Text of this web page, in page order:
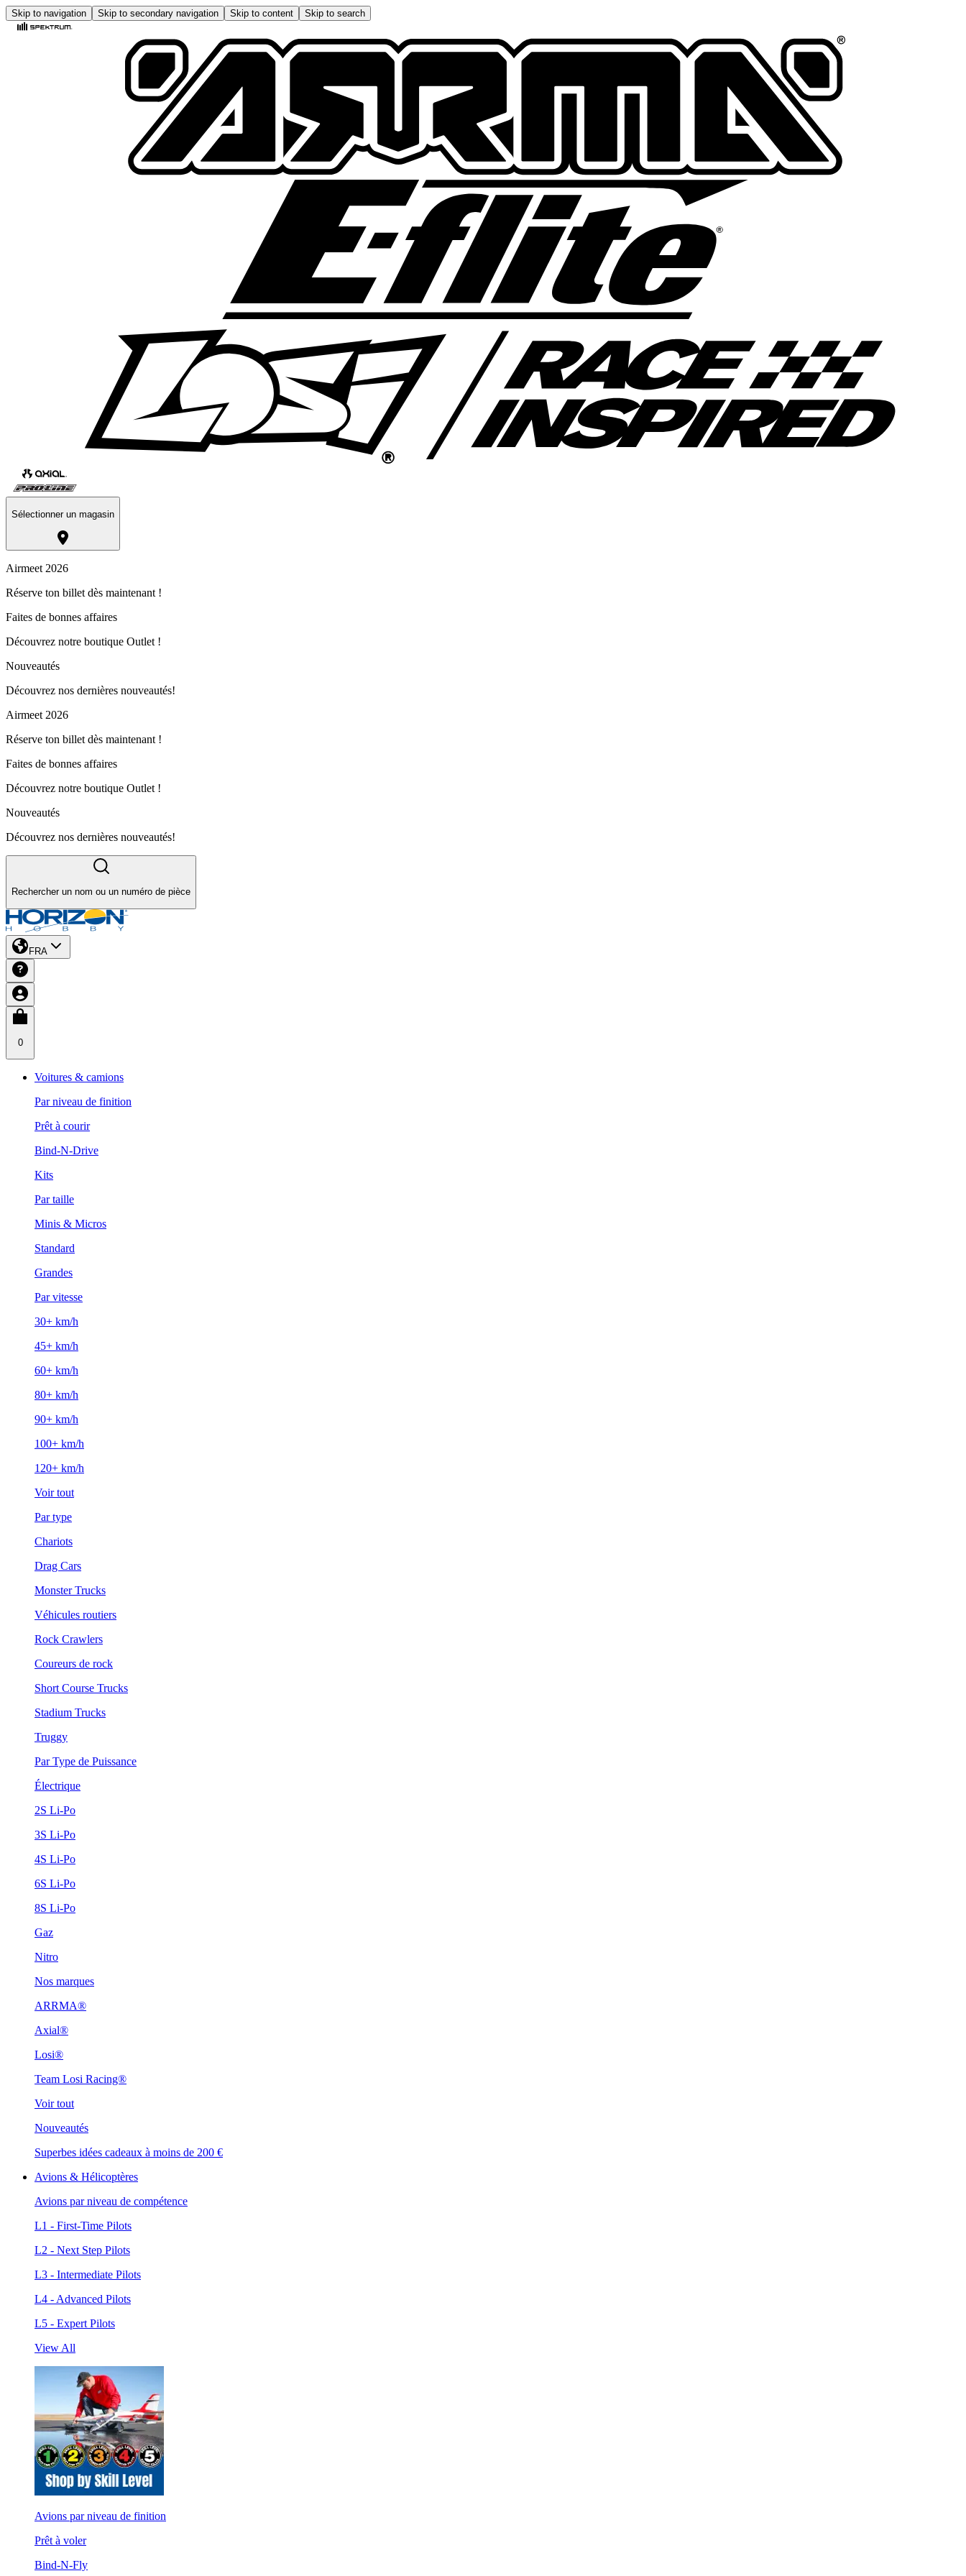
Skip to navigation Skip to secondary navigation Skip to content Skip to search
Sélectionner un magasin
Airmeet 2026
Réserve ton billet dès maintenant !
Faites de bonnes affaires
Découvrez notre boutique Outlet !
Nouveautés
Découvrez nos dernières nouveautés!
Airmeet 2026
Réserve ton billet dès maintenant !
Faites de bonnes affaires
Découvrez notre boutique Outlet !
Nouveautés
Découvrez nos dernières nouveautés!
Rechercher un nom ou un numéro de pièce
FRA
0
Voitures & camions
Par niveau de finition
Prêt à courir
Bind-N-Drive
Kits
Par taille
Minis & Micros
Standard
Grandes
Par vitesse
30+ km/h
45+ km/h
60+ km/h
80+ km/h
90+ km/h
100+ km/h
120+ km/h
Voir tout
Par type
Chariots
Drag Cars
Monster Trucks
Véhicules routiers
Rock Crawlers
Coureurs de rock
Short Course Trucks
Stadium Trucks
Truggy
Par Type de Puissance
Électrique
2S Li-Po
3S Li-Po
4S Li-Po
6S Li-Po
8S Li-Po
Gaz
Nitro
Nos marques
ARRMA®
Axial®
Losi®
Team Losi Racing®
Voir tout
Nouveautés
Superbes idées cadeaux à moins de 200 €
Avions & Hélicoptères
Avions par niveau de compétence
L1 - First-Time Pilots
L2 - Next Step Pilots
L3 - Intermediate Pilots
L4 - Advanced Pilots
L5 - Expert Pilots
View All
Avions par niveau de finition
Prêt à voler
Bind-N-Fly